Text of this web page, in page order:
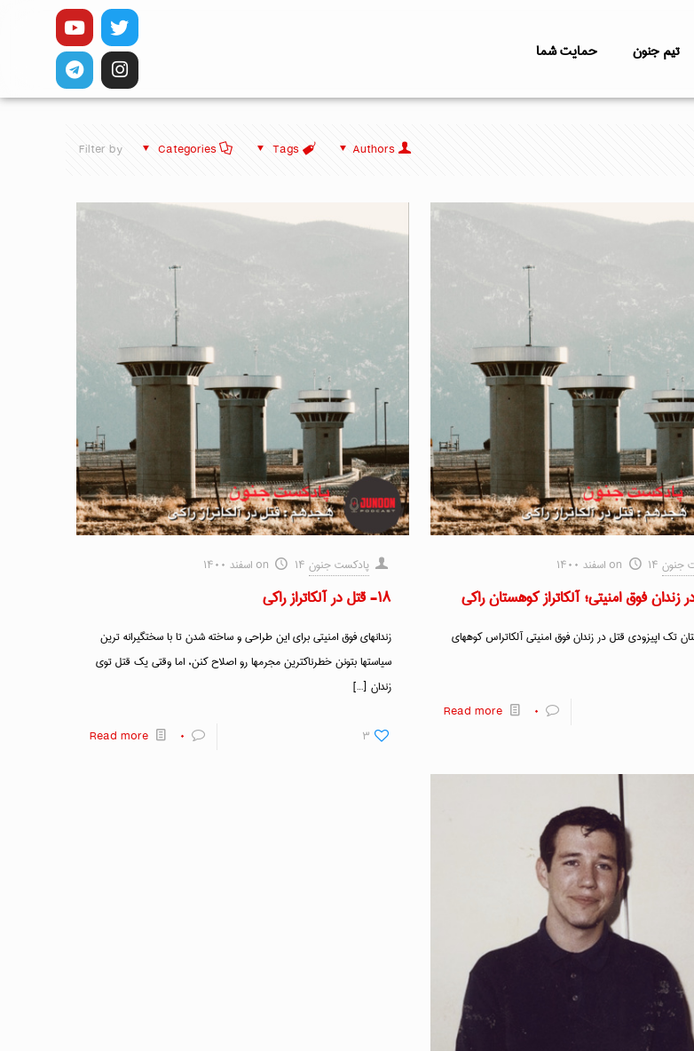
تیم جنون حمایت شما
Filter by Categories Tags Authors
جنون on ۱۴ اسفند ۱۴۰۰
تک اپیزودی قتل در زندان فوق امنیتی آلکاتراس کوههای
۰ Read more
پادکست جنون on ۱۴ اسفند ۱۴۰۰
۱۸- قتل در آلکاتراز راکی
زندانهای فوق امنیتی برای این طراحی و ساخته شدن تا با سختگیرانه ترین
سیاستها بتونن خطرناکترین مجرمها رو اصلاح کنن، اما وقتی یک قتل توی
زندان […]
۳ ۰ Read more